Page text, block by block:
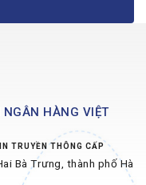
HÀNG VIỆT
TRUYỀN THÔNG CẤP
Bà Trưng, thành phố Hà